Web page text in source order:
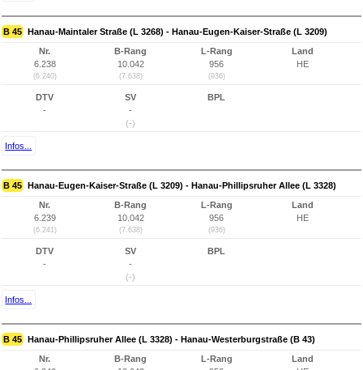
B 45 Hanau-Maintaler Straße (L 3268) - Hanau-Eugen-Kaiser-Straße (L 3209)
Nr.
6.238
(6.240)
B-Rang
10.042
(7.638)
L-Rang
956
(936)
Land
HE
DTV
-
SV
-
(-)
BPL
Infos...
B 45 Hanau-Eugen-Kaiser-Straße (L 3209) - Hanau-Phillipsruher Allee (L 3328)
Nr.
6.239
(6.241)
B-Rang
10.042
(7.638)
L-Rang
956
(936)
Land
HE
DTV
-
SV
-
(-)
BPL
Infos...
B 45 Hanau-Phillipsruher Allee (L 3328) - Hanau-Westerburgstraße (B 43)
Nr.
B-Rang
L-Rang
Land